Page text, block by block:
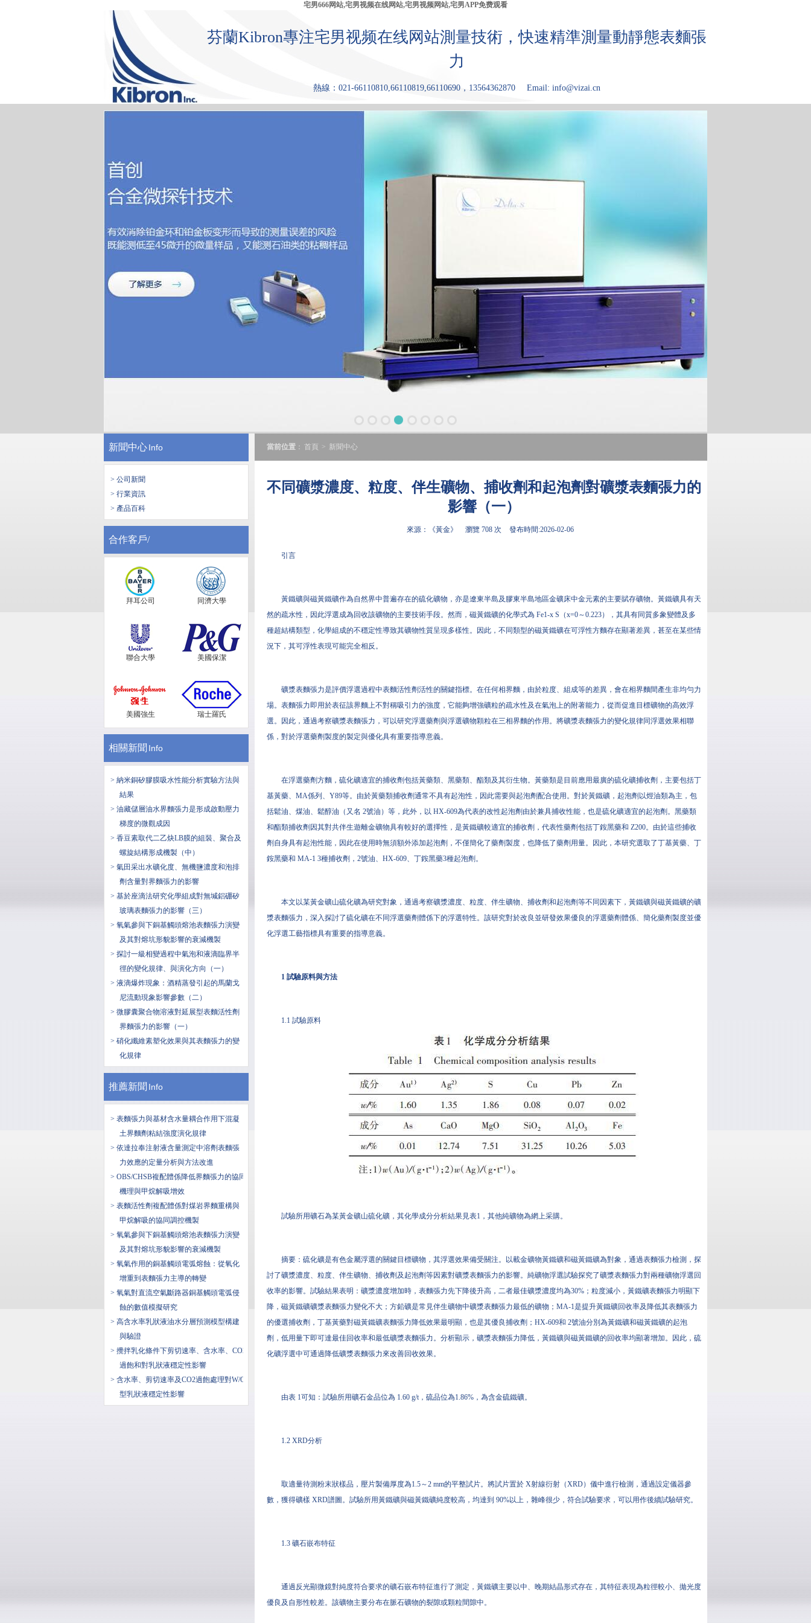
宅男666网站,宅男视频在线网站,宅男视频网站,宅男APP免费观看
芬蘭Kibron專注宅男视频在线网站測量技術，快速精準測量動靜態表麵張
力
熱線：021-66110810,66110819,66110690，13564362870 Email: info@vizai.cn
首 頁 產品中心 張力儀 宅男视频网 宅男APP免费 原理和優點 應用領域 關於Kibron 论文大厅 技术问答
新聞中心Info
> 公司新聞
> 行業資訊
> 產品百科
合作客戶/
拜耳公司 同濟大學
聯合大學 美國保潔
美國強生 瑞士羅氏
相關新聞 Info
> 納米銅矽膠膜吸水性能分析實驗方法與
結果
> 油藏儲層油水界麵張力是形成啟動壓力
梯度的微觀成因
> 香豆素取代二乙炔LB膜的組裝、聚合及
螺旋結構形成機製（中）
> 氣田采出水礦化度、無機鹽濃度和泡排
劑含量對界麵張力的影響
> 基於座滴法研究化學組成對無堿鋁硼矽
玻璃表麵張力的影響（三）
> 氧氣參與下銅基觸頭熔池表麵張力演變
及其對熔坑形貌影響的衰減機製
> 探討一級相變過程中氣泡和液滴臨界半
徑的變化規律、與演化方向（一）
> 液滴爆炸現象：酒精蒸發引起的馬蘭戈
尼流動現象影響參數（二）
> 微膠囊聚合物溶液對延展型表麵活性劑
界麵張力的影響（一）
> 硝化纖維素塑化效果與其表麵張力的變
化規律
推薦新聞 Info
> 表麵張力與基材含水量耦合作用下混凝
土界麵劑粘結強度演化規律
> 依達拉奉注射液含量測定中溶劑表麵張
力效應的定量分析與方法改進
> OBS/CHSB複配體係降低界麵張力的協同
機理與甲烷解吸增效
> 表麵活性劑複配體係對煤岩界麵重構與
甲烷解吸的協同調控機製
> 氧氣參與下銅基觸頭熔池表麵張力演變
及其對熔坑形貌影響的衰減機製
> 氧氣作用的銅基觸頭電弧熔蝕：從氧化
增重到表麵張力主導的轉變
> 氧氣對直流空氣斷路器銅基觸頭電弧侵
蝕的數值模擬研究
> 高含水率乳狀液油水分層預測模型構建
與驗證
> 攪拌乳化條件下剪切速率、含水率、CO2
過飽和對乳狀液穩定性影響
> 含水率、剪切速率及CO2過飽處理對W/O
型乳狀液穩定性影響
當前位置 ： 首頁 > 新聞中心
不同礦漿濃度、粒度、伴生礦物、捕收劑和起泡劑對礦漿表麵張力的
影響（一）
來源：《黃金》 瀏覽 708 次 發布時間:2026-02-06
引言
黃鐵礦與磁黃鐵礦作為自然界中普遍存在的硫化礦物，亦是遼東半島及膠東半島地區金礦床中金元素的主要賦存礦物。黃鐵礦具有天
然的疏水性，因此浮選成為回收該礦物的主要技術手段。然而，磁黃鐵礦的化學式為 Fe1-x S（x=0～0.223），其具有同質多象變體及多
種超結構類型，化學組成的不穩定性導致其礦物性質呈現多樣性。因此，不同類型的磁黃鐵礦在可浮性方麵存在顯著差異，甚至在某些情
況下，其可浮性表現可能完全相反。
礦漿表麵張力是評價浮選過程中表麵活性劑活性的關鍵指標。在任何相界麵，由於粒度、組成等的差異，會在相界麵間產生非均勻力
場。表麵張力即用於表征該界麵上不對稱吸引力的強度，它能夠增強礦粒的疏水性及在氣泡上的附著能力，從而促進目標礦物的高效浮
選。因此，通過考察礦漿表麵張力，可以研究浮選藥劑與浮選礦物顆粒在三相界麵的作用。將礦漿表麵張力的變化規律同浮選效果相聯
係，對於浮選藥劑製度的製定與優化具有重要指導意義。
在浮選藥劑方麵，硫化礦適宜的捕收劑包括黃藥類、黑藥類、酯類及其衍生物。黃藥類是目前應用最廣的硫化礦捕收劑，主要包括丁
基黃藥、MA係列、Y89等。由於黃藥類捕收劑通常不具有起泡性，因此需要與起泡劑配合使用。對於黃鐵礦，起泡劑以烴油類為主，包
括鬆油、煤油、鬆醇油（又名 2號油）等，此外，以 HX-609為代表的改性起泡劑由於兼具捕收性能，也是硫化礦適宜的起泡劑。黑藥類
和酯類捕收劑因其對共伴生遊離金礦物具有較好的選擇性，是黃鐵礦較適宜的捕收劑，代表性藥劑包括丁銨黑藥和 Z200。由於這些捕收
劑自身具有起泡性能，因此在使用時無須額外添加起泡劑，不僅簡化了藥劑製度，也降低了藥劑用量。因此，本研究選取了丁基黃藥、丁
銨黑藥和 MA-1 3種捕收劑，2號油、HX-609、丁銨黑藥3種起泡劑。
本文以某黃金礦山硫化礦為研究對象，通過考察礦漿濃度、粒度、伴生礦物、捕收劑和起泡劑等不同因素下，黃鐵礦與磁黃鐵礦的礦
漿表麵張力，深入探討了硫化礦在不同浮選藥劑體係下的浮選特性。該研究對於改良並研發效果優良的浮選藥劑體係、簡化藥劑製度並優
化浮選工藝指標具有重要的指導意義。
1 試驗原料與方法
1.1 試驗原料
試驗所用礦石為某黃金礦山硫化礦，其化學成分分析結果見表1，其他純礦物為網上采購。
摘要：硫化礦是有色金屬浮選的關鍵目標礦物，其浮選效果備受關注。以載金礦物黃鐵礦和磁黃鐵礦為對象，通過表麵張力檢測，探
討了礦漿濃度、粒度、伴生礦物、捕收劑及起泡劑等因素對礦漿表麵張力的影響。純礦物浮選試驗探究了礦漿表麵張力對兩種礦物浮選回
收率的影響。試驗結果表明：礦漿濃度增加時，表麵張力先下降後升高，二者最佳礦漿濃度均為30%；粒度減小，黃鐵礦表麵張力明顯下
降，磁黃鐵礦礦漿表麵張力變化不大；方鉛礦是常見伴生礦物中礦漿表麵張力最低的礦物；MA-1是提升黃鐵礦回收率及降低其表麵張力
的優選捕收劑，丁基黃藥對磁黃鐵礦表麵張力降低效果最明顯，也是其優良捕收劑；HX-609和 2號油分別為黃鐵礦和磁黃鐵礦的起泡
劑，低用量下即可達最佳回收率和最低礦漿表麵張力。分析顯示，礦漿表麵張力降低，黃鐵礦與磁黃鐵礦的回收率均顯著增加。因此，硫
化礦浮選中可通過降低礦漿表麵張力來改善回收效果。
由表 1可知：試驗所用礦石金品位為 1.60 g/t，硫品位為1.86%，為含金硫鐵礦。
1.2 XRD分析
取適量待測粉末狀樣品，壓片製備厚度為1.5～2 mm的平整試片。將試片置於 X射線衍射（XRD）儀中進行檢測，通過設定儀器參
數，獲得礦樣 XRD譜圖。試驗所用黃鐵礦與磁黃鐵礦純度較高，均達到 90%以上，雜峰很少，符合試驗要求，可以用作後續試驗研究。
1.3 礦石嵌布特征
通過反光顯微鏡對純度符合要求的礦石嵌布特征進行了測定，黃鐵礦主要以中、晚期結晶形式存在，其特征表現為粒徑較小、拋光度
優良及自形性較差。該礦物主要分布在脈石礦物的裂隙或顆粒間隙中。